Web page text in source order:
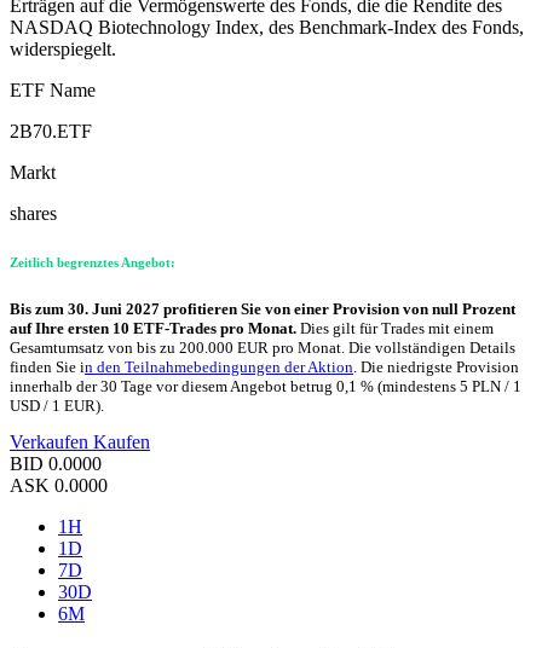
Erträgen auf die Vermögenswerte des Fonds, die die Rendite des
NASDAQ Biotechnology Index, des Benchmark-Index des Fonds,
widerspiegelt.
ETF Name
2B70.ETF
Markt
shares
Zeitlich begrenztes Angebot:
Bis zum 30. Juni 2027 profitieren Sie von einer Provision von null Prozent
auf Ihre ersten 10 ETF-Trades pro Monat. Dies gilt für Trades mit einem
Gesamtumsatz von bis zu 200.000 EUR pro Monat. Die vollständigen Details
finden Sie in den Teilnahmebedingungen der Aktion. Die niedrigste Provision
innerhalb der 30 Tage vor diesem Angebot betrug 0,1 % (mindestens 5 PLN / 1
USD / 1 EUR).
Verkaufen Kaufen
BID 0.0000
ASK 0.0000
1H
1D
7D
30D
6M